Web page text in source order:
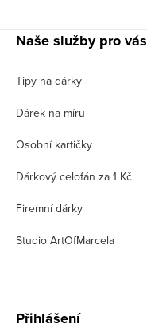
Naše služby pro vás
Tipy na dárky
Dárek na míru
Osobní kartičky
Dárkový celofán za 1 Kč
Firemní dárky
Studio ArtOfMarcela
Přihlášení